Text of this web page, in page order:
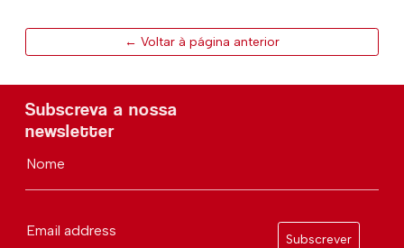
← Voltar à página anterior
Subscreva a nossa
newsletter
Nome
Email address
Subscrever